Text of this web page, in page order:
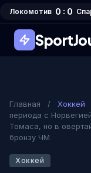
Локомотив 0 : 0
Главная / Хоккей
периода с
Томаса, но в
бронзу ЧМ
Хоккей